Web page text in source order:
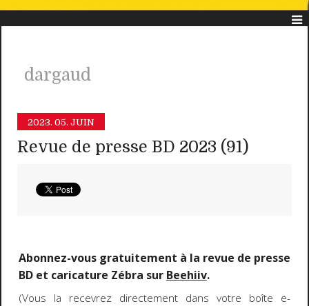
dargaud
2023. 05. JUIN
Revue de presse BD 2023 (91)
Abonnez-vous gratuitement à la revue de presse
BD et caricature Zébra sur Beehiiv.
(Vous la recevrez directement dans votre boîte e-